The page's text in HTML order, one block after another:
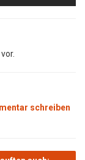
schreiben